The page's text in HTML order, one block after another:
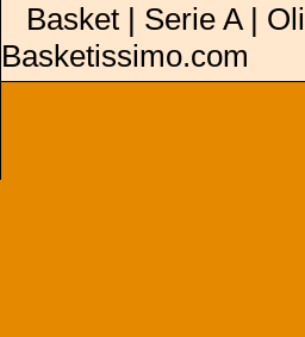
Basket | Serie A |
Basketissimo.com